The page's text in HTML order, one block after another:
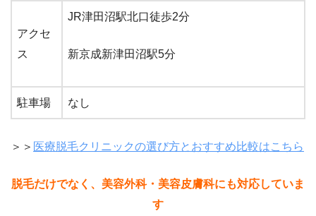
アクセ
ス
JR津田沼駅北口徒歩2分
新京成新津田沼駅5分
駐車場 なし
＞＞ 医療脱毛クリニックの選び方とおすすめ比較はこちら
脱毛だけでなく、美容外科・美容皮膚科にも対応していま
す